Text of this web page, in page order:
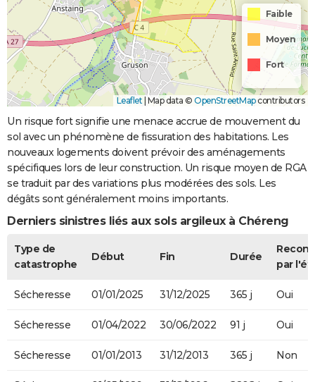
Faible
Moyen
Fort
Leaflet Map data © OpenStreetMapcontributors
Un risque fort signifie une menace accrue de mouvement du
sol avec un phénomène de fissuration des habitations. Les
nouveaux logements doivent prévoir des aménagements
spécifiques lors de leur construction. Un risque moyen de RGA
se traduit par des variations plus modérées des sols. Les
dégâts sont généralement moins importants.
Derniers sinistres liés aux sols argileux à Chéreng
Type de
catastrophe
Début Fin Durée
par
Sécheresse 01/01/2025 31/12/2025 365 j Oui
Sécheresse 01/04/2022 30/06/2022 91 j Oui
Sécheresse 01/01/2013 31/12/2013 365 j Non